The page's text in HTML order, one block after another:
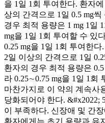
을 1일 1회 투여한다. 환자
상의 간격으로 1일 0.5 mg
경우 최적 용량은 1 mg 1일
mg을 1일 1회 투여할 수 있
0.25 mg을 1일 1회 투여한
2일 이상의 간격으로 1일
환자의 경우 최적 용량은
라 0.25∼0.75 mg을 1일 1회
마찬가지로 이 약의 계속사
당화되어야 한다. &#x2022;
이 부족하다. 신장애 및 간